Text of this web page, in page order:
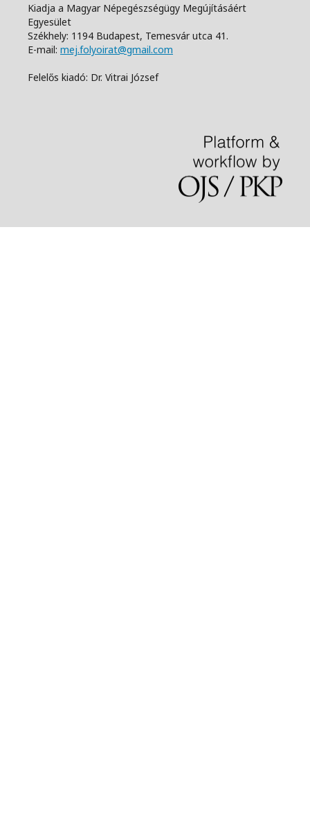
Kiadja a Magyar Népegészségügy Megújításáért
Egyesület
Székhely: 1194 Budapest, Temesvár utca 41.
E-mail: mej.folyoirat@gmail.com
Felelős kiadó: Dr. Vitrai József